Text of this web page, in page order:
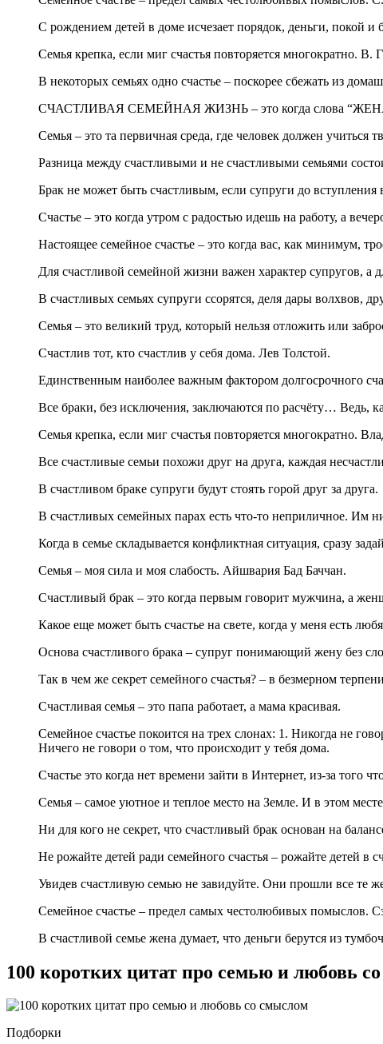
С рождением детей в доме исчезает порядок, деньги, покой и
Семья крепка, если миг счастья повторяется многократно. В.
В некоторых семьях одно счастье – поскорее сбежать из
СЧАСТЛИВАЯ СЕМЕЙНАЯ ЖИЗНЬ – это когда слова
Семья – это та первичная среда, где человек должен учиться
Разница между счастливыми и не счастливыми семьями
Брак не может быть счастливым, если супруги до
Счастье – это когда утром с радостью идешь на работу, а
Настоящее семейное счастье – это когда вас, как минимум,
Для счастливой семейной жизни важен характер супругов, а
В счастливых семьях супруги ссорятся, деля дары волхвов,
Семья – это великий труд, который нельзя отложить или
Счастлив тот, кто счастлив у себя дома. Лев Толстой.
Единственным наиболее важным фактором долгосрочного
Все браки, без исключения, заключаются по расчёту… Ведь,
Семья крепка, если миг счастья повторяется многократно.
Все счастливые семьи похожи друг на друга, каждая
В счастливом браке супруги будут стоять горой друг за друга.
В счастливых семейных парах есть что-то неприличное. Им
Когда в семье складывается конфликтная ситуация, сразу
Семья – моя сила и моя слабость. Айшвария Бад Баччан.
Счастливый брак – это когда первым говорит мужчина, а
Какое еще может быть счастье на свете, когда у меня есть
Основа счастливого брака – супруг понимающий жену без
Так в чем же секрет семейного счастья? – в безмерном
Счастливая семья – это папа работает, а мама красивая.
Семейное счастье покоится на трех слонах: 1. Никогда не
Ничего не говори о том, что происходит у тебя дома.
Счастье это когда нет времени зайти в Интернет, из-за того
Семья – самое уютное и теплое место на Земле. И в этом
Ни для кого не секрет, что счастливый брак основан на
Не рожайте детей ради семейного счастья – рожайте детей в
Увидев счастливую семью не завидуйте. Они прошли все те
Семейное счастье – предел самых честолюбивых помыслов.
В счастливой семье жена думает, что деньги берутся из
100 коротких цитат про семью и любовь
Подборки